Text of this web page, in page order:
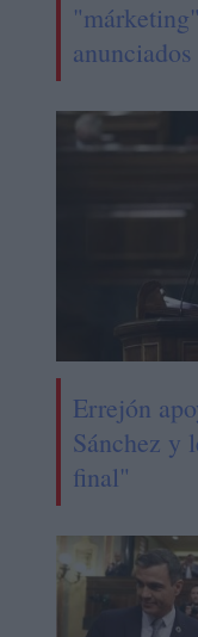
Errejón
Sánchez y
final"